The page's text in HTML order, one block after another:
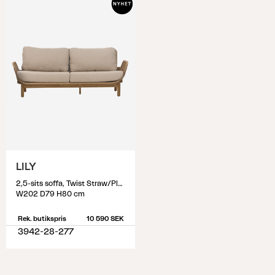
avgörande så ägna gärna en stund åt att mäta
utemöbler. För att identifiera vilket möbelskydd
som passar; börja med att ställa utemöblerna så
som de ska stå vid användning av möbelskydd.
Mät sedan samtliga yttermått och utgå från de
LILY
2,5-sits soffa, Twist Straw/Plush Wheat
W202 D79 H80 cm
Rek. butikspris 10 590 SEK
3942-28-277